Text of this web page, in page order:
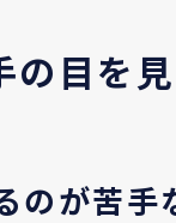
の目を
のが苦手